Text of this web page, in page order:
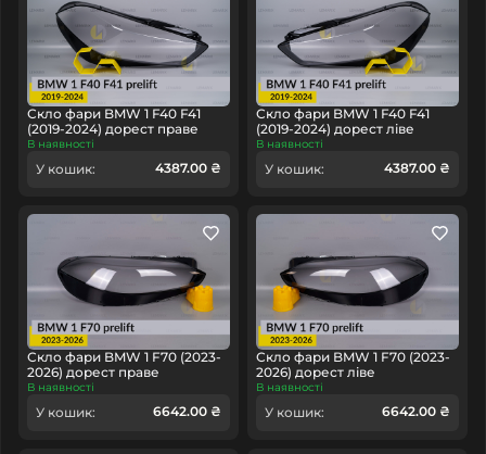
Скло фари BMW 1 F40 F41
(2019-2024) дорест праве
В наявності
У кошик: 4387.00 ₴
Скло фари BMW 1 F40 F41
(2019-2024) дорест ліве
В наявності
У кошик: 4387.00 ₴
Скло фари BMW 1 F70 (2023-
2026) дорест праве
В наявності
У кошик: 6642.00 ₴
Скло фари BMW 1 F70 (2023-
2026) дорест ліве
В наявності
У кошик: 6642.00 ₴